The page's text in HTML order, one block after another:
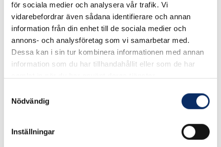
för sociala medier och analysera vår trafik. Vi
vidarebefordrar även sådana identifierare och annan
information från din enhet till de sociala medier och
annons- och analysföretag som vi samarbetar med.
Dessa kan i sin tur kombinera informationen med annan
information som du har tillhandahållit eller som de har
Nödvändig
Inställningar
I lager
Ytbehandling
Välj Ytbehandling
remove Lägg i varukorg